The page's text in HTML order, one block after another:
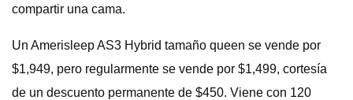
compartir una cama.
Un Amerisleep AS3 Hybrid tamaño queen se vende por
$1,949, pero regularmente se vende por $1,499, cortesía
de un descuento permanente de $450. Viene con 120